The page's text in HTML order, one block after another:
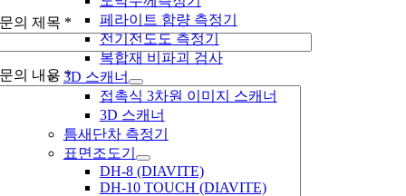
페라이트 함량 측정기
전기전도도 측정기
복합재 비파괴 검사
3D 스캐너
접촉식 3차원 이미지 스캐너
3D 스캐너
틈새단차 측정기
표면조도기
DH-8 (DIAVITE)
DH-10 TOUCH (DIAVITE)
문의 제목 *
문의 내용 *